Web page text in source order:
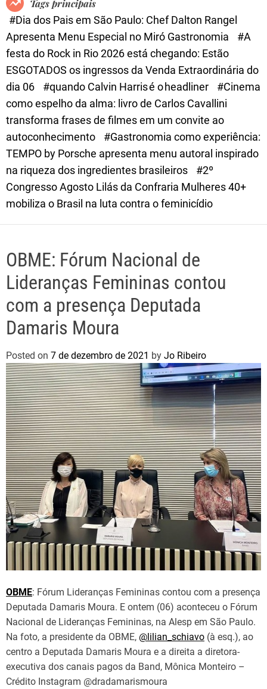
e
Tags principais
#Dia dos Pais em São Paulo: Chef Dalton Rangel
Apresenta Menu Especial no Miró Gastronomia
#A
festa do Rock in Rio 2026 está chegando: Estão
ESGOTADOS os ingressos da Venda Extraordinária do
dia 06
#quando Calvin Harris é o headliner
#Cinema
como espelho da alma: livro de Carlos Cavallini
transforma frases de filmes em um convite ao
autoconhecimento
#Gastronomia como experiência:
TEMPO by Porsche apresenta menu autoral inspirado
na riqueza dos ingredientes brasileiros
#2º
Congresso Agosto Lilás da Confraria Mulheres 40+
mobiliza o Brasil na luta contra o feminicídio
OBME: Fórum Nacional de
Lideranças Femininas contou
com a presença Deputada
Damaris Moura
Posted on 7 de dezembro de 2021 by Jo Ribeiro
OBME: Fórum Lideranças Femininas contou com a presença
Deputada Damaris Moura. E ontem (06) aconteceu o Fórum
Nacional de Lideranças Femininas, na Alesp em São Paulo.
Na foto, a presidente da OBME, @lilian_schiavo (à esq.), ao
centro a Deputada Damaris Moura e a direita a diretora-
executiva dos canais pagos da Band, Mônica Monteiro –
Crédito Instagram @dradamarismoura